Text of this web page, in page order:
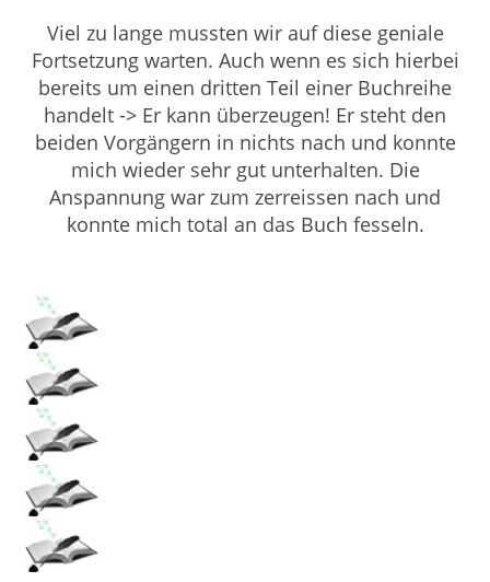
Viel zu lange mussten wir auf diese geniale
Fortsetzung warten. Auch wenn es sich hierbei
bereits um einen dritten Teil einer Buchreihe
handelt -> Er kann überzeugen! Er steht den
beiden Vorgängern in nichts nach und konnte
mich wieder sehr gut unterhalten. Die
Anspannung war zum zerreissen nach und
konnte mich total an das Buch fesseln.